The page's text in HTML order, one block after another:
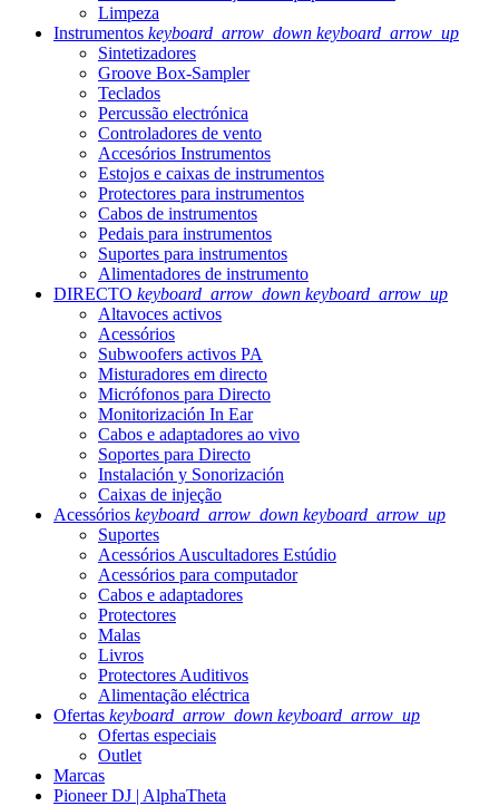
Limpeza
Instrumentos keyboard_arrow_down keyboard_arrow_up
Sintetizadores
Groove Box-Sampler
Teclados
Percussão electrónica
Controladores de vento
Accesórios Instrumentos
Estojos e caixas de instrumentos
Protectores para instrumentos
Cabos de instrumentos
Pedais para instrumentos
Suportes para instrumentos
Alimentadores de instrumento
DIRECTO keyboard_arrow_down keyboard_arrow_up
Altavoces activos
Acessórios
Subwoofers activos PA
Misturadores em directo
Micrófonos para Directo
Monitorización In Ear
Cabos e adaptadores ao vivo
Soportes para Directo
Instalación y Sonorización
Caixas de injeção
Acessórios keyboard_arrow_down keyboard_arrow_up
Suportes
Acessórios Auscultadores Estúdio
Acessórios para computador
Cabos e adaptadores
Protectores
Malas
Livros
Protectores Auditivos
Alimentação eléctrica
Ofertas keyboard_arrow_down keyboard_arrow_up
Ofertas especiais
Outlet
Marcas
Pioneer DJ | AlphaTheta